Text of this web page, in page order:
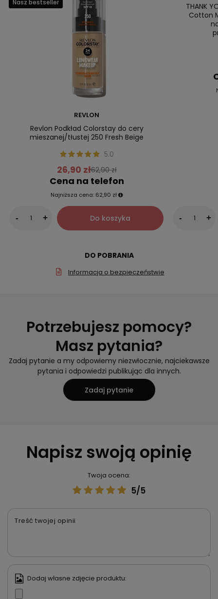
Nasz bestseller
REVLON
Revlon Podkład Colorstay do cery
mieszanej/tłustej 250 Fresh Beige
5.0
26,90 zł62,90 zł
Cena na telefon
Najniższa cena: 62,90 zł
- + Do koszyka
NaszTHANK
Cotton
- +
DO POBRANIA
Informacja o bezpieczeństwie
Potrzebujesz pomocy?
Masz pytania?
Zadaj pytanie a my odpowiemy niezwłocznie, najciekawsze
pytania i odpowiedzi publikując dla innych.
Zadaj pytanie
Napisz swoją opinię
Twoja ocena:
5/5
Treść twojej opinii
Dodaj własne zdjęcie produktu: